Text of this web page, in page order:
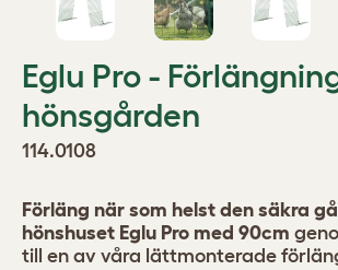
Eglu Pro -
hönsgården
114.0108
Förläng när som helst den säkra
hönshuset Eglu Pro med 90cm
till en av våra lättmonterade